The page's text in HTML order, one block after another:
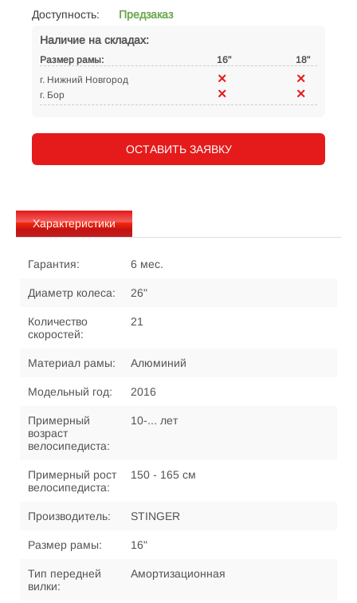
Доступность:
Предзаказ
Наличие на складах:
Размер рамы: 16"
18"
г. Нижний Новгород
г. Бор
ОСТАВИТЬ ЗАЯВКУ
Характеристики
Гарантия: 6 мес.
Диаметр колеса: 26"
Количество
скоростей:
21
Материал рамы: Алюминий
Модельный год: 2016
Примерный
возраст
велосипедиста:
10-... лет
Примерный рост
велосипедиста:
150 - 165 см
Производитель: STINGER
Размер рамы: 16"
Тип передней
вилки:
Амортизационная